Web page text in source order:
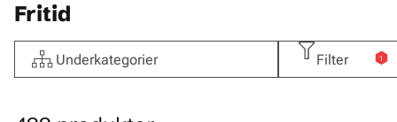
Fritid
Underkategorier Filter 1